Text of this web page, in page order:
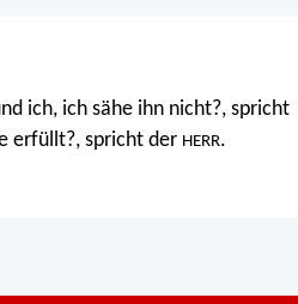
ich, ich sähe ihn nicht?, spricht
erfüllt?, spricht der HERR.